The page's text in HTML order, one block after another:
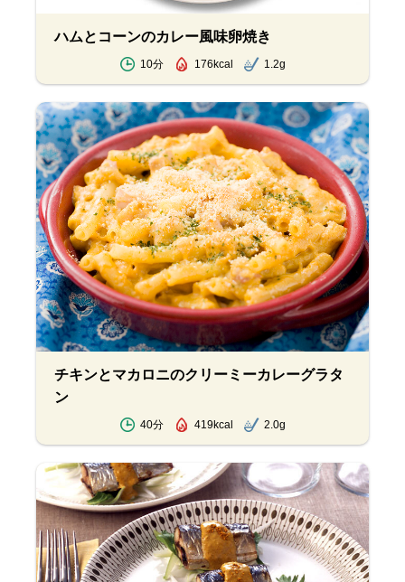
ハムとコーンのカレー風味卵焼き
10分 176kcal 1.2g
チキンとマカロニのクリーミーカレーグラタ
ン
40分 419kcal 2.0g